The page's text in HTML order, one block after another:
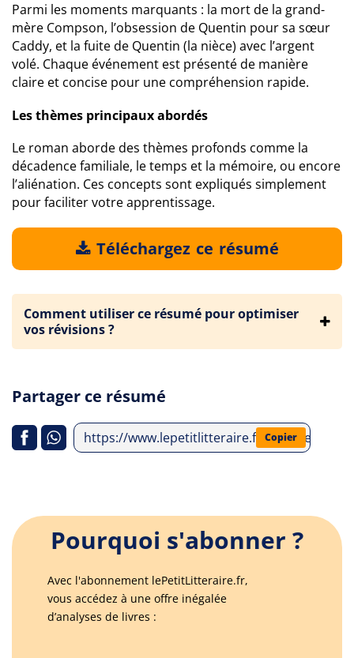
Parmi les moments marquants : la mort de la grand-
mère Compson, l’obsession de Quentin pour sa sœur
Caddy, et la fuite de Quentin (la nièce) avec l’argent
volé. Chaque événement est présenté de manière
claire et concise pour une compréhension rapide.
Les thèmes principaux abordés
Le roman aborde des thèmes profonds comme la
décadence familiale, le temps et la mémoire, ou encore
l’aliénation. Ces concepts sont expliqués simplement
pour faciliter votre apprentissage.
Téléchargez ce résumé
Comment utiliser ce résumé pour optimiser
vos révisions ?
Partager ce résumé
https://www.lepetitlitteraire.fr/analyses-
Copier
Pourquoi s'abonner ?
Avec l'abonnement lePetitLitteraire.fr,
vous accédez à une offre inégalée
d’analyses de livres :